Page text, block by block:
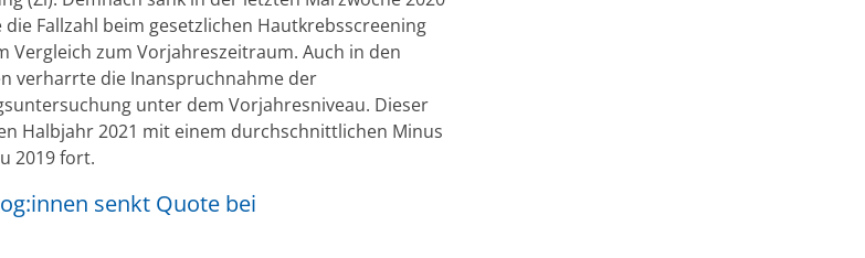
Fallzahl beim gesetzlichen Hautkrebsscreening
Vergleich zum Vorjahreszeitraum. Auch in den
verharrte die Inanspruchnahme der
unter dem Vorjahresniveau. Dieser
Halbjahr 2021 mit einem durchschnittlichen Minus
2019 fort.
senkt Quote bei